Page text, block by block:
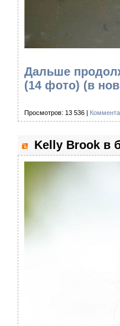
Дальше
(14 фото) (в
Просмотров: 13 536 |
Kelly Brook в